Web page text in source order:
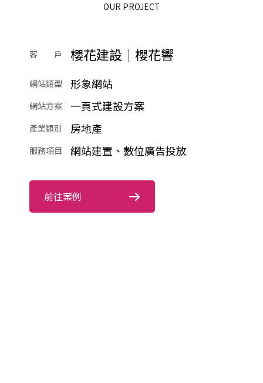
OUR PROJECT
客 戶 櫻花建設｜櫻花響
網站類型 形象網站
網站方案 一頁式建設方案
產業類別 房地產
服務項目 網站建置、數位廣告投放
前往案例